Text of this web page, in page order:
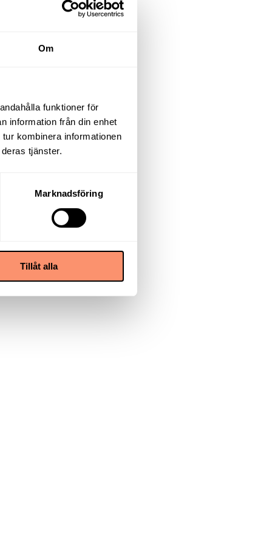
Om
funktioner för
information från din enhet
kombinera informationen
tjänster.
Marknadsföring
Tillåt alla